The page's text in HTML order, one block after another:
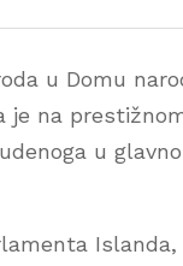
u Domu
je na
u